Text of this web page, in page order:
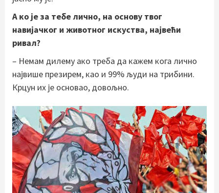
А ко је за тебе лично, на основу твог
навијачког и животног искуства, највећи
ривал?
– Немам дилему ако треба да кажем кога лично
највише презирем, као и 99% људи на трибини.
Крцун их је основао, довољно.